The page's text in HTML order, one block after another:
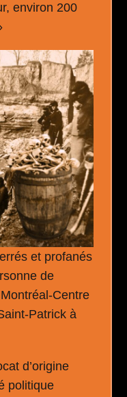
environ 200
et profanés
de
Centre
Patrick à
d’origine
politique